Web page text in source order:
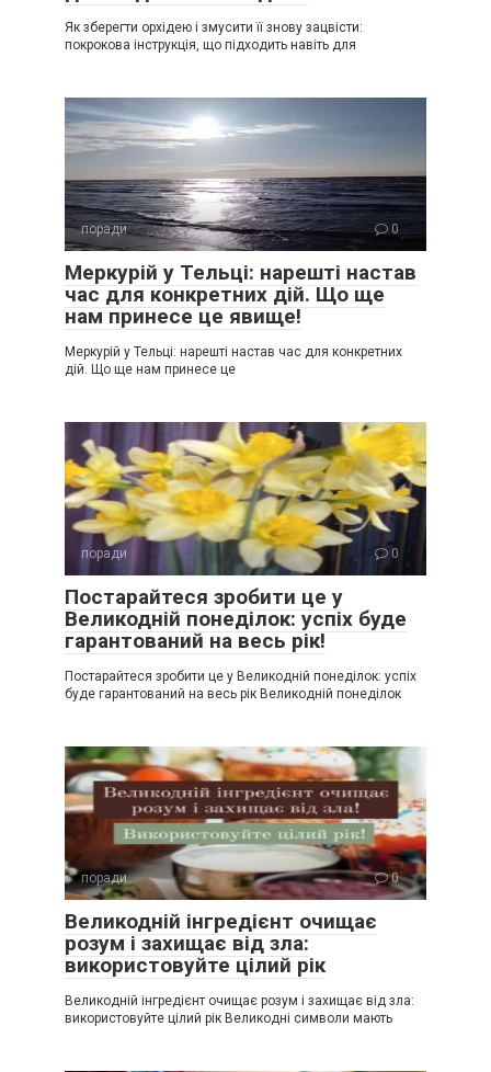
Як зберегти орхідею і змусити її знову зацвісти:
покрокова інструкція, що підходить навіть для
поради 0
Меркурій у Тельці: нарешті настав
час для конкретних дій. Що ще
нам принесе це явище!
Меркурій у Тельці: нарешті настав час для конкретних
дій. Що ще нам принесе це
поради 0
Постарайтеся зробити це у
Великодній понеділок: успіх буде
гарантований на весь рік!
Постарайтеся зробити це у Великодній понеділок: успіх
буде гарантований на весь рік Великодній понеділок
поради 0
Великодній інгредієнт очищає
розум і захищає від зла:
використовуйте цілий рік
Великодній інгредієнт очищає розум і захищає від зла:
використовуйте цілий рік Великодні символи мають